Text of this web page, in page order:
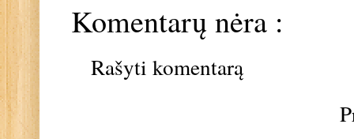
Komentarų nėra :
Rašyti komentarą